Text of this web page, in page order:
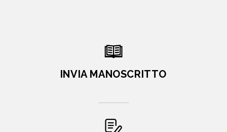
INVIA MANOSCRITTO